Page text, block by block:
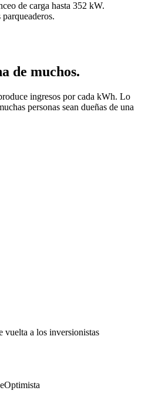
de carga hasta 352 kW.
de muchos.
ingresos por cada kWh. Lo
personas sean dueñas de una
vuelta a los inversionistas
Optimista